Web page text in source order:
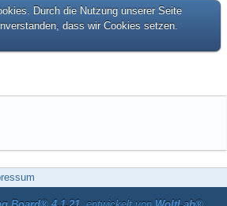
Durch die Nutzung unserer Seite
dass wir Cookies setzen.